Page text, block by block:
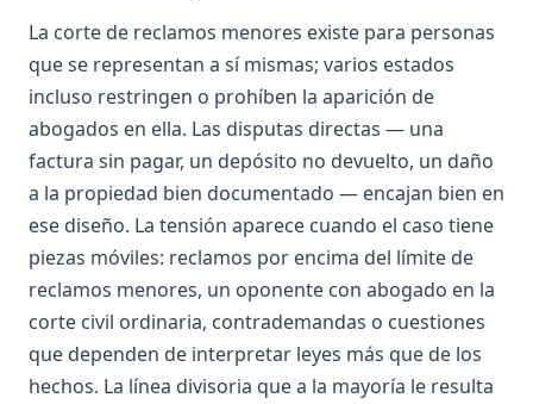
La corte de reclamos menores existe para personas
que se representan a sí mismas; varios estados
incluso restringen o prohíben la aparición de
abogados en ella. Las disputas directas — una
factura sin pagar, un depósito no devuelto, un daño
a la propiedad bien documentado — encajan bien en
ese diseño. La tensión aparece cuando el caso tiene
piezas móviles: reclamos por encima del límite de
reclamos menores, un oponente con abogado en la
corte civil ordinaria, contrademandas o cuestiones
que dependen de interpretar leyes más que de los
hechos. La línea divisoria que a la mayoría le resulta